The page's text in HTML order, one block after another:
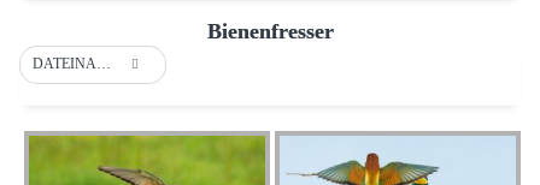
Bienenfresser